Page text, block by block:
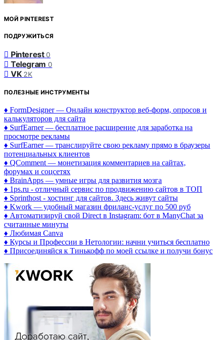
МОЙ PINTEREST
ПОДРУЖИТЬСЯ
Pinterest 0
Telegram 0
VK 2K
ПОЛЕЗНЫЕ ИНСТРУМЕНТЫ
♦ FormDesigner — Онлайн конструктор веб-форм, опросов и
калькуляторов для сайта
♦ SurfEarner — бесплатное расширение для заработка на
просмотре рекламы
♦ SurfEarner — транслируйте свою рекламу прямо в браузеры
потенциальных клиентов
♦ QComment — монетизация комментариев на сайтах,
форумах и соцсетях
♦ BrainApps — умные игры для развития мозга
♦ 1ps.ru - отличный сервис по продвижению сайтов в ТОП
♦ Sprinthost - хостинг для сайтов. Здесь живут сайты
♦ Kwork — удобный магазин фриланс-услуг по 500 руб
♦ Автоматизируй свой Direct в Instagram: бот в ManyChat за
считанные минуты
♦ Любимая Canva
♦ Курсы и Профессии в Нетологии: начни учиться бесплатно
♦ Присоединяйся к Тинькофф по моей ссылке и получи бонус